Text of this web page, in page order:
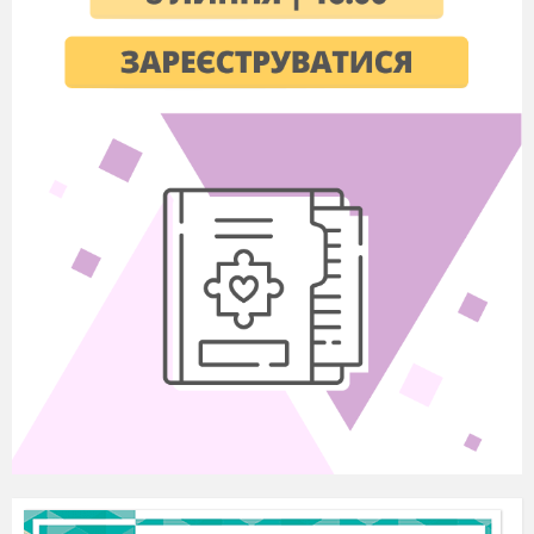
Лише з добра усе
бере початок!
Мудрець сказав: «Краса врятує
світ!»
Але уже на протязі
Панує істина